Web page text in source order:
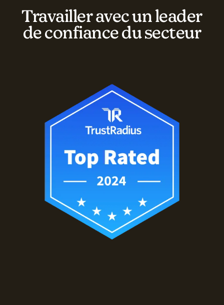
Travailler avec un leader
de confiance du secteur